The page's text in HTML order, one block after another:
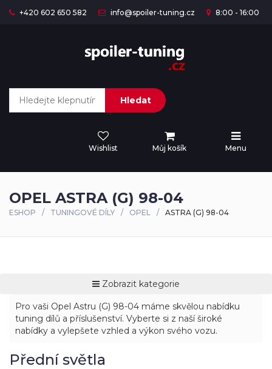
+420 602 650 582 info@spoiler-tuning.cz 8:00 - 16:00
Hledat
Wishlist Můj košík Menu
OPEL ASTRA (G) 98-04
ESHOP TUNINGOVÉ DÍLY OPEL ASTRA (G) 98-04
Zobrazit kategorie
Pro vaši Opel Astru (G) 98-04 máme skvělou nabídku
tuning dílů a příslušenství. Vyberte si z naší široké
nabídky a vylepšete vzhled a výkon svého vozu.
Přední světla